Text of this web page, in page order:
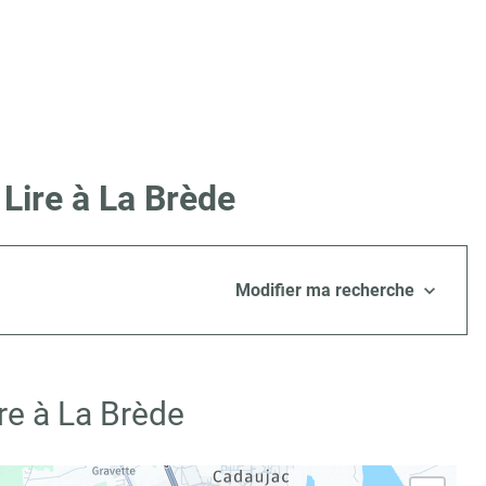
à La Brède
Modifier ma recherche
à La Brède